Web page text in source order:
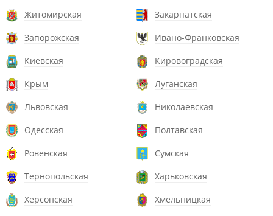
Житомирская
Закарпатская
Запорожская
Ивано-Франковская
Киевская
Кировоградская
Крым
Луганская
Львовская
Николаевская
Одесская
Полтавская
Ровенская
Сумская
Тернопольская
Харьковская
Херсонская
Хмельницкая